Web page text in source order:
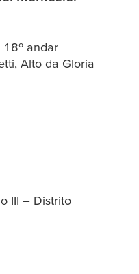
andar
Alto da Gloria
III – Distrito